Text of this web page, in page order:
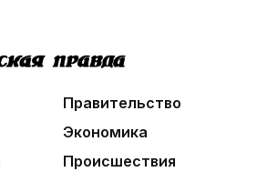
Правительство
Экономика
Происшествия